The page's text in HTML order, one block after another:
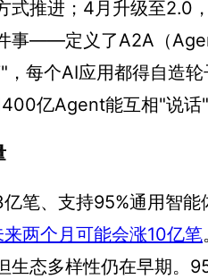
式推进；4月升级至2.0
事——定义了A2A（
每个AI应用都得自造
亿Agent能互相"说话"
笔、支持95%通用智
两个月可能会涨10亿笔
生态多样性仍在早期。